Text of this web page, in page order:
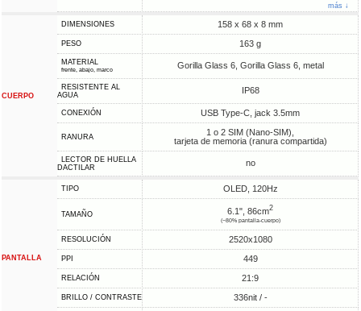
más ↓
CUERPO
DIMENSIONES 158 x 68 x 8 mm
PESO 163 g
MATERIAL
frente, abajo, marco Gorilla Glass 6, Gorilla Glass 6, metal
RESISTENTE AL
AGUA
IP68
CONEXIÓN USB Type-C, jack 3.5mm
RANURA
1 o 2 SIM (Nano-SIM),
tarjeta de memoria (ranura compartida)
LECTOR DE HUELLA
DACTILAR
no
PANTALLA
TIPO OLED, 120Hz
TAMAÑO 6.1", 86cm2
(~80% pantalla-cuerpo)
RESOLUCIÓN 2520x1080
PPI 449
RELACIÓN 21:9
BRILLO / CONTRASTE 336nit / -